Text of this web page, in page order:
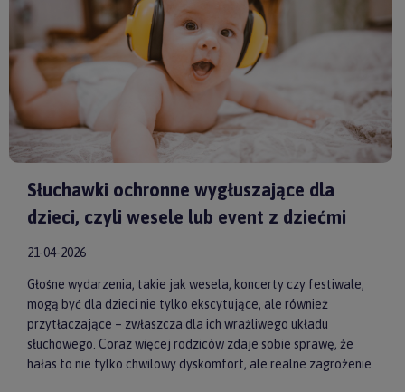
Słuchawki ochronne wygłuszające dla
dzieci, czyli wesele lub event z dziećmi
21-04-2026
Głośne wydarzenia, takie jak wesela, koncerty czy festiwale,
mogą być dla dzieci nie tylko ekscytujące, ale również
przytłaczające – zwłaszcza dla ich wrażliwego układu
słuchowego. Coraz więcej rodziców zdaje sobie sprawę, że
hałas to nie tylko chwilowy dyskomfort, ale realne zagrożenie